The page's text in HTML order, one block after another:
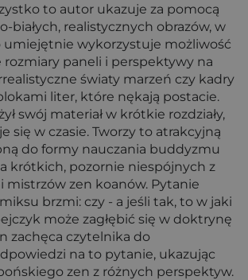
to autor ukazuje za pomocą
białych, realistycznych obrazów, w
umiejętnie wykorzystuje możliwość
rozmiary paneli i perspektywy na
światy marzeń czy kadry
liter, które nękają postacie.
swój materiał w krótkie rozdziały,
się w czasie. Tworzy to atrakcyjną
do formy nauczania buddyzmu
krótkich, pozornie niespójnych z
mistrzów zen koanów. Pytanie
brzmi: czy - a jeśli tak, to w jaki
może zagłębić się w doktrynę
zachęca czytelnika do
na to pytanie, ukazując
zen z różnych perspektyw.